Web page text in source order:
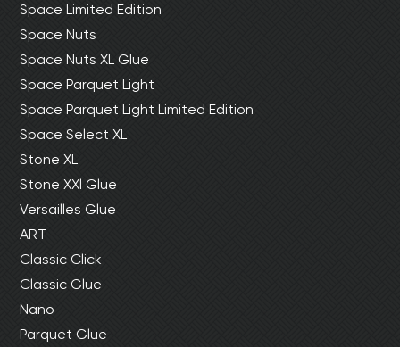
Space Limited Edition
Space Nuts
Space Nuts XL Glue
Space Parquet Light
Space Parquet Light Limited Edition
Space Select XL
Stone XL
Stone XXl Glue
Versailles Glue
ART
Classic Click
Classic Glue
Nano
Parquet Glue